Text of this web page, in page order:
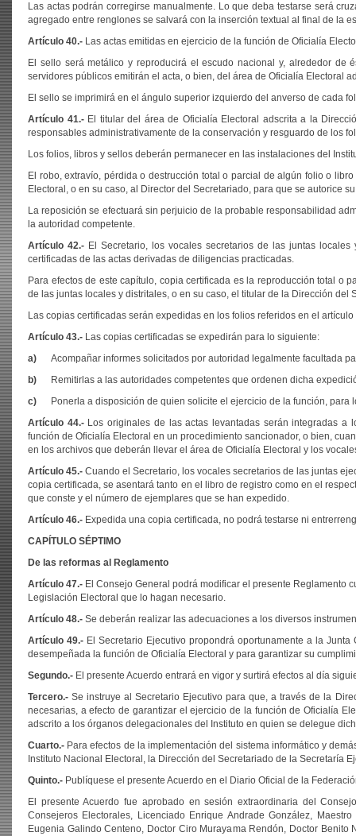
Las actas podrán corregirse manualmente. Lo que deba testarse será
agregado entre renglones se salvará con la inserción textual al final de la
Artículo 40.- Las actas emitidas en ejercicio de la función de Oficialía
El sello será metálico y reproducirá el escudo nacional y, alrededor de
servidores públicos emitirán el acta, o bien, del área de Oficialía Electoral
El sello se imprimirá en el ángulo superior izquierdo del anverso de cada
Artículo 41.- El titular del área de Oficialía Electoral adscrita a la
responsables administrativamente de la conservación y resguardo de los
Los folios, libros y sellos deberán permanecer en las instalaciones del
El robo, extravío, pérdida o destrucción total o parcial de algún folio o
Electoral, o en su caso, al Director del Secretariado, para que se autorice
La reposición se efectuará sin perjuicio de la probable responsabilidad
la autoridad competente.
Artículo 42.- El Secretario, los vocales secretarios de las juntas
certificadas de las actas derivadas de diligencias practicadas.
Para efectos de este capítulo, copia certificada es la reproducción total o
de las juntas locales y distritales, o en su caso, el titular de la Dirección del
Las copias certificadas serán expedidas en los folios referidos en el
Artículo 43.- Las copias certificadas se expedirán para lo siguiente:
a) Acompañar informes solicitados por autoridad legalmente facultada
b)
Remitirlas a las autoridades competentes que ordenen dicha
c)
Ponerla a disposición de quien solicite el ejercicio de la función, para
Artículo 44.- Los originales de las actas levantadas serán integradas
función de Oficialía Electoral en un procedimiento sancionador, o bien,
en los archivos que deberán llevar el área de Oficialía Electoral y los
Artículo 45.- Cuando el Secretario, los vocales secretarios de las juntas
copia certificada, se asentará tanto en el libro de registro como en el
que conste y el número de ejemplares que se han expedido.
Artículo 46.- Expedida una copia certificada, no podrá testarse ni
CAPÍTULO SÉPTIMO
De las reformas al Reglamento
Artículo 47.- El Consejo General podrá modificar el presente Reglamento
Legislación Electoral que lo hagan necesario.
Artículo 48.- Se deberán realizar las adecuaciones a los diversos
Artículo 49.- El Secretario Ejecutivo propondrá oportunamente a la
desempeñada la función de Oficialía Electoral y para garantizar su
Segundo.- El presente Acuerdo entrará en vigor y surtirá efectos al día
Tercero.-Se instruye al Secretario Ejecutivo para que, a través de la
necesarias, a efecto de garantizar el ejercicio de la función de Oficialía
adscrito a los órganos delegacionales del Instituto en quien se delegue
Cuarto.- Para efectos de la implementación del sistema informático y
Instituto Nacional Electoral, la Dirección del Secretariado de la Secretaría
Quinto.- Publíquese el presente Acuerdo en el Diario Oficial de la
El presente Acuerdo fue aprobado en sesión extraordinaria del
Consejeros Electorales, Licenciado Enrique Andrade González,
Eugenia Galindo Centeno, Doctor Ciro Murayama Rendón, Doctor